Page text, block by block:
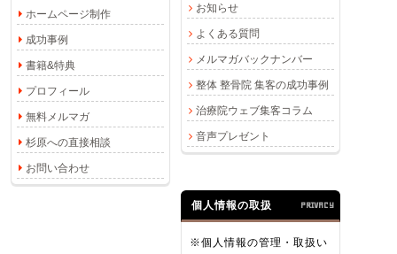
ホームページ制作
成功事例
書籍&特典
プロフィール
無料メルマガ
杉原への直接相談
お問い合わせ
お知らせ
よくある質問
メルマガバックナンバー
整体 整骨院 集客の成功事例
治療院ウェブ集客コラム
音声プレゼント
個人情報の取扱 PRIVACY
※個人情報の管理・取扱い